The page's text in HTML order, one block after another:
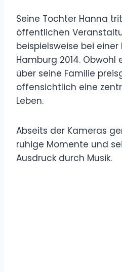
Seine Tochter Hanna
öffentlichen
beispielsweise bei
Hamburg 2014. Obwohl
über seine Familie
offensichtlich eine
Leben.
Abseits der Kameras
ruhige Momente und
Ausdruck durch Musik.